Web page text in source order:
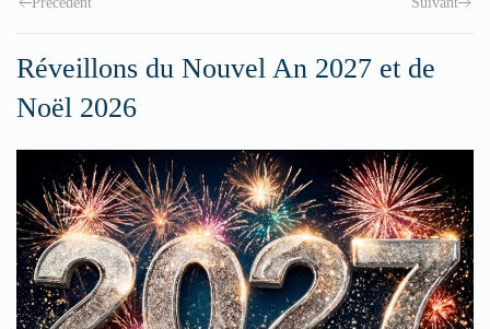
Réveillons du Nouvel An 2027 et de
Noël 2026